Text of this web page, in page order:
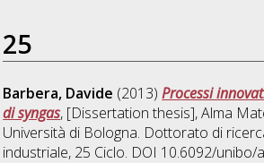
25
Barbera, Davide (2013)Processi
di syngas, [Dissertation thesis], Alma
Università di Bologna. Dottorato di
industriale, 25 Ciclo. DOI 10.6092/